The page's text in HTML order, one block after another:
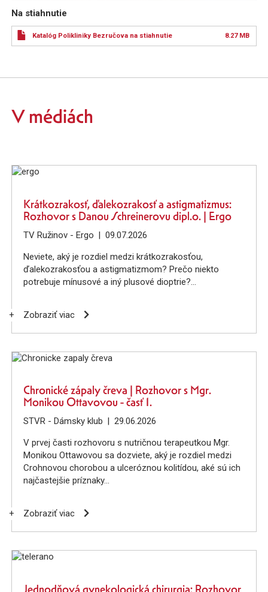
Na stiahnutie
Katalóg Polikliniky Bezručova na stiahnutie 8.27 MB
V médiách
Krátkozrakosť, ďalekozrakosť a astigmatizmus:
Rozhovor s Danou Schreinerovu dipl.o. | Ergo
TV Ružinov - Ergo
09.07.2026
Neviete, aký je rozdiel medzi krátkozrakosťou,
ďalekozrakosťou a astigmatizmom? Prečo niekto
potrebuje mínusové a iný plusové dioptrie?
+ Zobraziť viac
Chronické zápaly čreva | Rozhovor s Mgr.
Monikou Ottavovou - časť 1.
STVR - Dámsky klub
29.06.2026
V prvej časti rozhovoru s nutričnou terapeutkou Mgr.
Monikou Ottawovou sa dozviete, aký je rozdiel medzi
Crohnovou chorobou a ulceróznou kolitídou, aké sú ich
najčastejšie príznaky
+ Zobraziť viac
Jednodňová gynekologická chirurgia: Rozhovor